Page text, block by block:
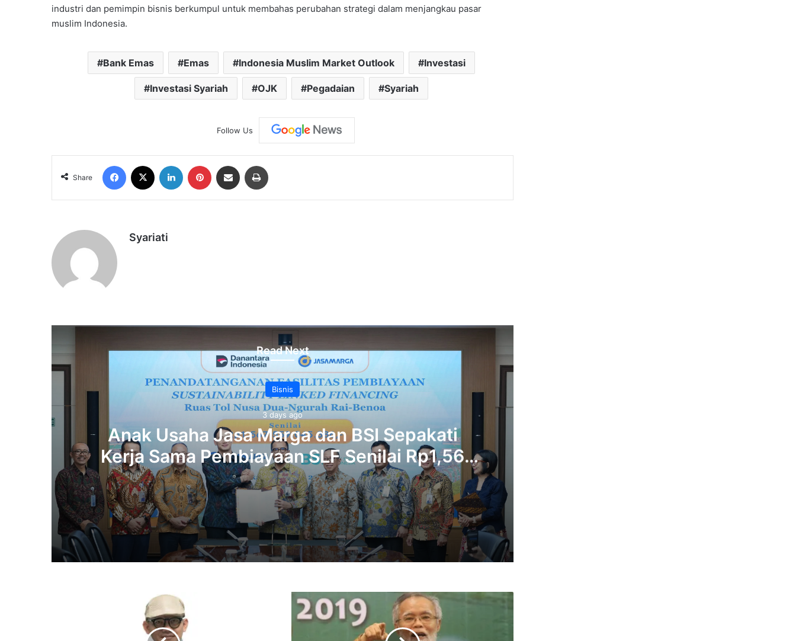
industri dan pemimpin bisnis berkumpul untuk membahas perubahan strategi dalam menjangkau pasar
muslim Indonesia.
Bank Emas Emas Indonesia Muslim Market Outlook Investasi
Investasi Syariah OJK Pegadaian Syariah
Follow Us
Share
Facebook LinkedIn Pinterest Share via Email
Syariati
Read Next
Bisnis
3 days ago
Anak Usaha Jasa Marga dan BSI Sepakati
Kerja Sama Pembiayaan SLF ‎Senilai Rp1,56
Triliun di Tol Bali Mandara‎‎
3 days ago
Anak Usaha Jasa Marga dan BSI Sepakati Kerja Sama Pembiayaan SLF ‎Senilai Rp1,56 Triliun di Tol Bali Mandara‎‎
Astra Raup Laba Rp12,53 Triliun di Semester I-2026, Sektor Otomotif dan Jasa Keuangan Jadi Penopang‎‎
Fluktuasi
Rupiah
dan